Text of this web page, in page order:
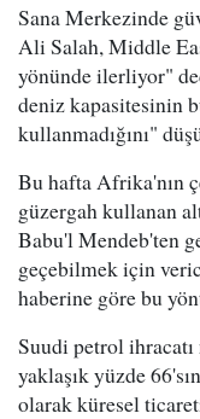
Sana Merkezinde
Ali Salah, Middle
yönünde ilerliyor"
deniz kapasitesinin
kullanmadığını"
Bu hafta Afrika'nın
güzergah kullanan
Babu'l Mendeb'ten
geçebilmek için
haberine göre bu
Suudi petrol
yaklaşık yüzde
olarak küresel